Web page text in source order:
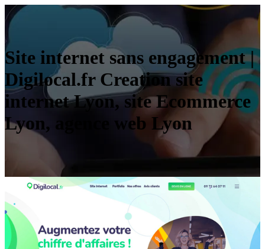
Site internet sans engagement |
Digilocal.fr Creation site
internet Lyon, site Ecommerce
Lyon, agence web Lyon